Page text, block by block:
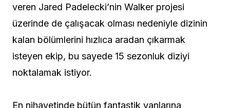
veren Jared Padelecki’nin Walker projesi
üzerinde de çalışacak olması nedeniyle dizinin
kalan bölümlerini hızlıca aradan çıkarmak
isteyen ekip, bu sayede 15 sezonluk diziyi
noktalamak istiyor.
En nihayetinde bütün fantastik yanlarına